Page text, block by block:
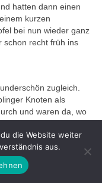
hatten dann einen
kurzen
bei nun wieder ganz
schon recht früh ins
zugleich.
Knoten als
und waren da, wo
die Website weiter
aus.